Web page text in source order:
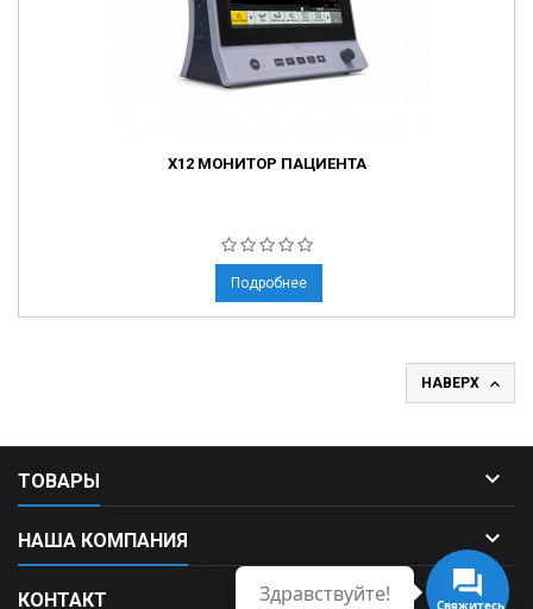
X12 МОНИТОР ПАЦИЕНТА
Подробнее
НАВЕРХ 
ТОВАРЫ 
НАША КОМПАНИЯ 
КОНТАКТ 
Свяжитесь
Здравствуйте!